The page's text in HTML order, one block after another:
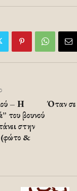
– Η
του βουνού
στην
(φώτο &
Όταν σε